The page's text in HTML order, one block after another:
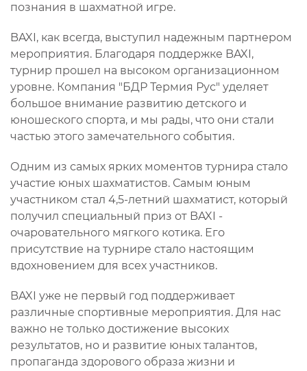
познания в шахматной игре.
BAXI, как всегда, выступил надежным партнером
мероприятия. Благодаря поддержке BAXI,
турнир прошел на высоком организационном
уровне. Компания "БДР Термия Рус" уделяет
большое внимание развитию детского и
юношеского спорта, и мы рады, что они стали
частью этого замечательного события.
Одним из самых ярких моментов турнира стало
участие юных шахматистов. Самым юным
участником стал 4,5-летний шахматист, который
получил специальный приз от BAXI -
очаровательного мягкого котика. Его
присутствие на турнире стало настоящим
вдохновением для всех участников.
BAXI уже не первый год поддерживает
различные спортивные мероприятия. Для нас
важно не только достижение высоких
результатов, но и развитие юных талантов,
пропаганда здорового образа жизни и